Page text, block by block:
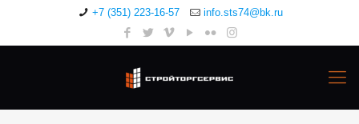
+7 (351) 223-16-57 info.sts74@bk.ru